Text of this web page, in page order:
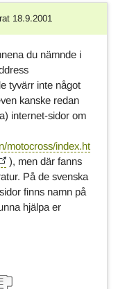
18.9.2001
du nämnde i
tyvärr inte något
kanske redan
internet-sidor om
motocross/index.ht
), men där fanns
På de svenska
finns namn på
hjälpa er